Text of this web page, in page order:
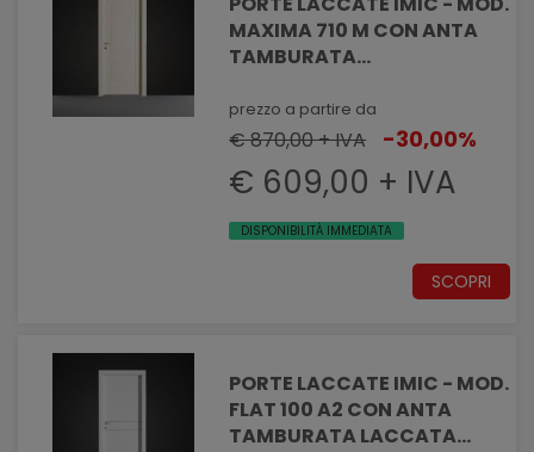
MAXIMA 710 M CON ANTA
TAMBURATA
MASSELLATO
prezzo a partire da
€ 870,00 + IVA -30,00%
€ 609,00 + IVA
DISPONIBILITÀ IMMEDIATA
SCOPRI
PORTE LACCATE IMIC - MOD.
FLAT 100 A2 CON ANTA
TAMBURATA LACCATA